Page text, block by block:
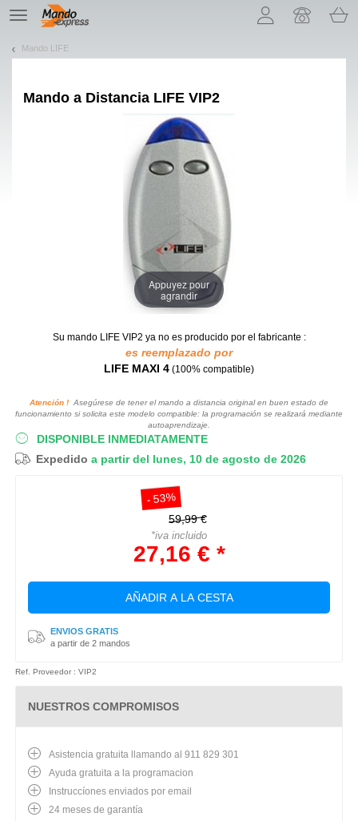
TE
navigation
Mando LIFE
Mando a Distancia LIFE VIP2
Appuyez pour
agrandir
Su mando LIFE VIP2 ya no es producido por el fabricante :
es reemplazado por
LIFE MAXI 4 (100% compatible)
Atención ! Asegúrese de tener el mando a distancia original en buen estado de
funcionamiento si solicita este modelo compatible: la programación se realizará mediante
autoaprendizaje.
DISPONIBLE INMEDIATAMENTE
Expedido a partir del lunes, 10 de agosto de 2026
- 53%
59,99 €
*iva incluido
27,16 € *
AÑADIR A LA CESTA
ENVIOS GRATIS
a partir de 2 mandos
Ref. Proveedor : VIP2
NUESTROS COMPROMISOS
Asistencia gratuita llamando al 911 829 301
Ayuda gratuita a la programacion
Instruccíones enviados por email
24 meses de garantía
¡Permítenos presentarte nuestras cookies!